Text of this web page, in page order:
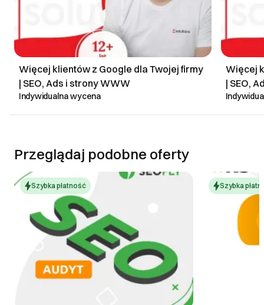
Więcej klientów z Google dla Twojej firmy
| SEO, Ads i strony WWW
Indywidualna wycena
Więcej
| SEO,
Przeglądaj podobne oferty
Szybka płatność Szybka